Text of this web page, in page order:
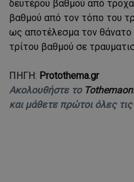
δευτέρου βαθμού από
βαθμού από τον τόπο του
ως αποτέλεσμα τον θάνατο
τρίτου βαθμού σε
ΠΗΓΗ: Protothema.gr
Ακολουθήστε το
και μάθετε πρώτοι όλες τις